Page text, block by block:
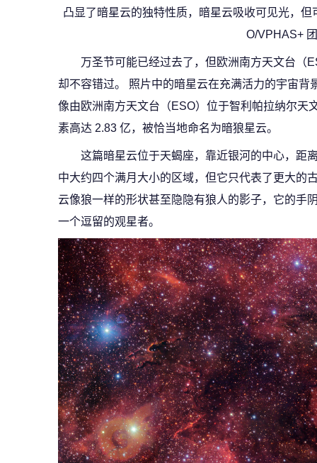
凸显了暗星云的独特性质，暗星云吸收可见光，
O/VPHAS+
万圣节可能已经过去了，但欧洲南方天文台（
却不容错过。 照片中的暗星云在充满活力的宇宙
像由欧洲南方天文台（ESO）位于智利帕拉纳尔天
素高达 2.83 亿，被恰当地命名为暗狼星云。
这篇暗星云位于天蝎座，靠近银河的中心，距
中大约四个满月大小的区域，但它只代表了更大的
云像狼一样的形状甚至隐隐有狼人的影子，它的手
一个逗留的观星者。